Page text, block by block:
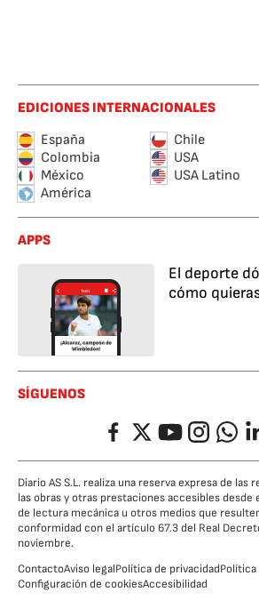
EDICIONES INTERNACIONALES
España
Chile
Colombia
USA
México
USA Latino
América
APPS
El deporte
cómo
SÍGUENOS
FacebookTwitterYouTubeInstagram
Diario AS S.L. realiza una reserva expresa de las
las obras y otras prestaciones accesibles desde
de lectura mecánica u otros medios que
conformidad con el artículo 67.3 del Real
noviembre.
ContactoAviso legalPolítica de privacidad
Configuración de cookiesAccesibilidad